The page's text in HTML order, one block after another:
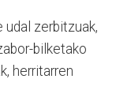
zerbitzuak,
bilketako
herritarren